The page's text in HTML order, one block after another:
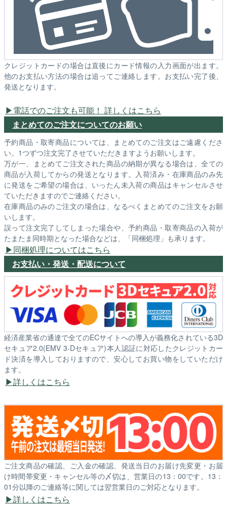
クレジットカードの場合は直後にカード情報の入力画面が出ます。
他のお支払い方法の場合は追ってご連絡します。お支払い完了後、
発送となります。
電話でのご注文も可能！ 詳しくはこちら
まとめてのご注文についてのお願い
予約商品・取寄商品については、まとめてのご注文はご遠慮くださ
い。1つずつ注文完了させていただきますようお願いします。
万が一、まとめてご注文された商品の納期が異なる場合は、全ての
商品が入荷してからの発送となります。入荷済み・在庫商品のみ先
に発送をご希望の場合は、いったん未入荷の商品はキャンセルさせ
ていただきますのでご連絡ください。
在庫商品のみのご注文の場合は、なるべくまとめてのご注文をお願
いします。
誤って注文完了してしまった場合や、予約商品・取寄商品の入荷が
たまたま同時期となった場合などは、「同梱処理」も承ります。
同梱処理についてはこちら
お支払い・発送・配送について
経済産業省の通達で全てのECサイトへの導入が義務化されている3D
セキュア2.0(EMV 3-Dセキュア)本人認証に対応したクレジットカー
ド決済を導入しておりますので、安心してお買い物をしていただけ
ます。
詳しくはこちら
ご注文商品の確認、ご入金の確認、発送当日のお届け先変更・お届
け時間帯変更・キャンセル等の〆切は、営業日の13：00です。13：
01分以降のご連絡等に関しては翌営業日のご対応となります。
詳しくはこちら